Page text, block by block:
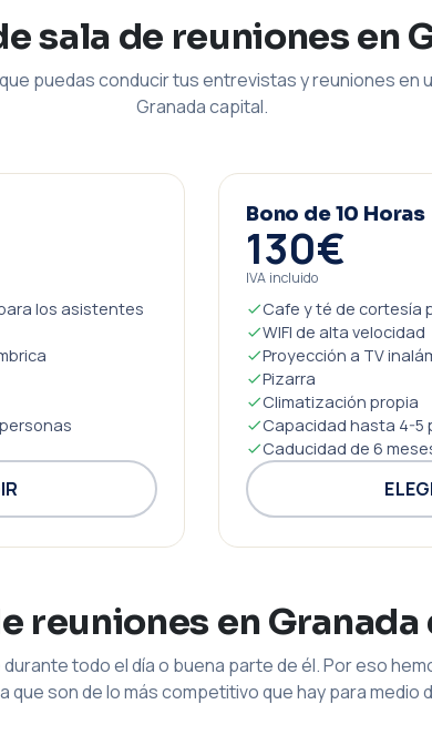
sala de reuniones en
puedas conducir tus entrevistas y reuniones en
Granada capital.
los asistentes
Bono de 10 Horas
130€
IVA incluido
Cafe y té de cortesía
WIFI de alta velocidad
Proyección a TV
Pizarra
Climatización propia
Capacidad hasta 4-5
Caducidad de 6
reuniones en
todo el día o buena parte de él. Por eso
que son de lo más competitivo que hay para medio